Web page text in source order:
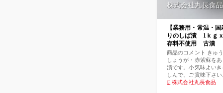
株式会社丸長食品
【業務用・常温・
りのしば漬 1ｋｇ
存料不使用 古漬
商品のコメント きゅ
しょうが・赤紫蘇を
漬です。小気味よい
しんで、ご賞味下さ
漬】しょうゆ漬（刻
株式会社丸長食品